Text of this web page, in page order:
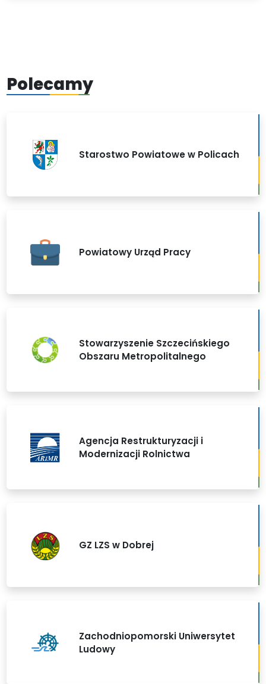
Polecamy
Starostwo Powiatowe w Policach
Powiatowy Urząd Pracy
Stowarzyszenie Szczecińskiego
Obszaru Metropolitalnego
Agencja Restrukturyzacji i
Modernizacji Rolnictwa
GZ LZS w Dobrej
Zachodniopomorski Uniwersytet
Ludowy